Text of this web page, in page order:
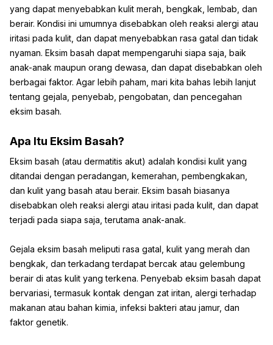
yang dapat menyebabkan kulit merah, bengkak, lembab, dan
berair. Kondisi ini umumnya disebabkan oleh reaksi alergi atau
iritasi pada kulit, dan dapat menyebabkan rasa gatal dan tidak
nyaman. Eksim basah dapat mempengaruhi siapa saja, baik
anak-anak maupun orang dewasa, dan dapat disebabkan oleh
berbagai faktor. Agar lebih paham, mari kita bahas lebih lanjut
tentang gejala, penyebab, pengobatan, dan pencegahan
eksim basah.
Apa Itu Eksim Basah?
Eksim basah (atau dermatitis akut) adalah kondisi kulit yang
ditandai dengan peradangan, kemerahan, pembengkakan,
dan kulit yang basah atau berair. Eksim basah biasanya
disebabkan oleh reaksi alergi atau iritasi pada kulit, dan dapat
terjadi pada siapa saja, terutama anak-anak.
Gejala eksim basah meliputi rasa gatal, kulit yang merah dan
bengkak, dan terkadang terdapat bercak atau gelembung
berair di atas kulit yang terkena. Penyebab eksim basah dapat
bervariasi, termasuk kontak dengan zat iritan, alergi terhadap
makanan atau bahan kimia, infeksi bakteri atau jamur, dan
faktor genetik.